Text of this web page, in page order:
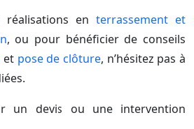
en terrassement et
, ou pour bénéficier de conseils
et pose de clôture, n’hésitez pas à
un devis ou une intervention